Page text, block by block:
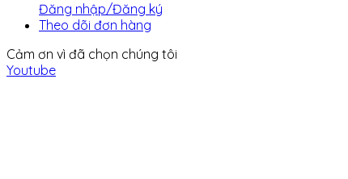
Đăng nhập/Đăng ký
Theo dõi đơn hàng
Cảm ơn vì đã chọn chúng tôi
Youtube